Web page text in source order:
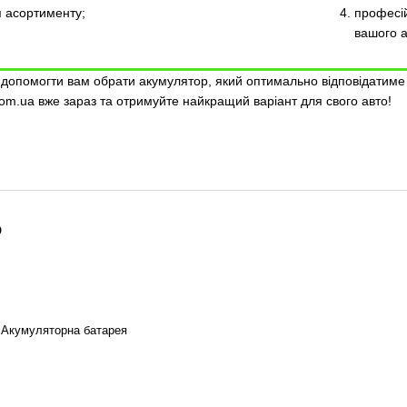
асортименту;
вашого
допомогти вам обрати акумулятор, який оптимально
вже зараз та отримуйте найкращий варіант для свого авто!